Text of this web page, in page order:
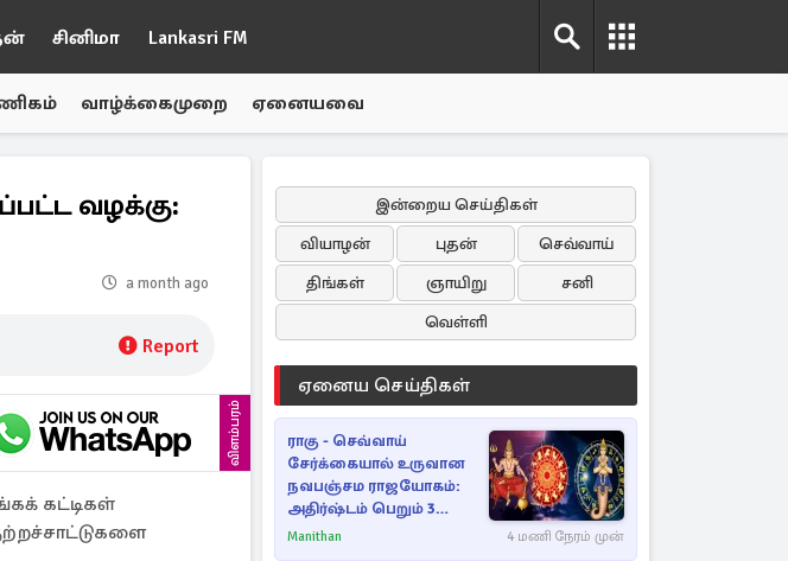
சினிமா Lankasri FM
வாழ்க்கைமுறை ஏனையவை
வழக்கு:
a month ago
Report
விளம்பரம்
கட்டிகள்
இன்றைய செய்திகள்
வியாழன்
புதன்
செவ்வாய்
திங்கள்
ஞாயிறு
சனி
வெள்ளி
ஏனைய செய்திகள்
ராகு - செவ்வாய்
சேர்க்கையால் உருவான
நவபஞ்சம ராஜயோகம்:
அதிர்ஷ்டம் பெறும் 3
ராசிகள்!
Manithan 4 மணி நேரம் முன்